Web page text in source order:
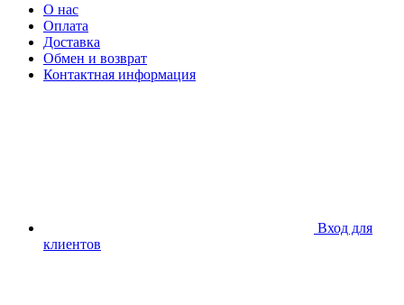
О нас
Оплата
Доставка
Обмен и возврат
Контактная информация
Вход для
клиентов